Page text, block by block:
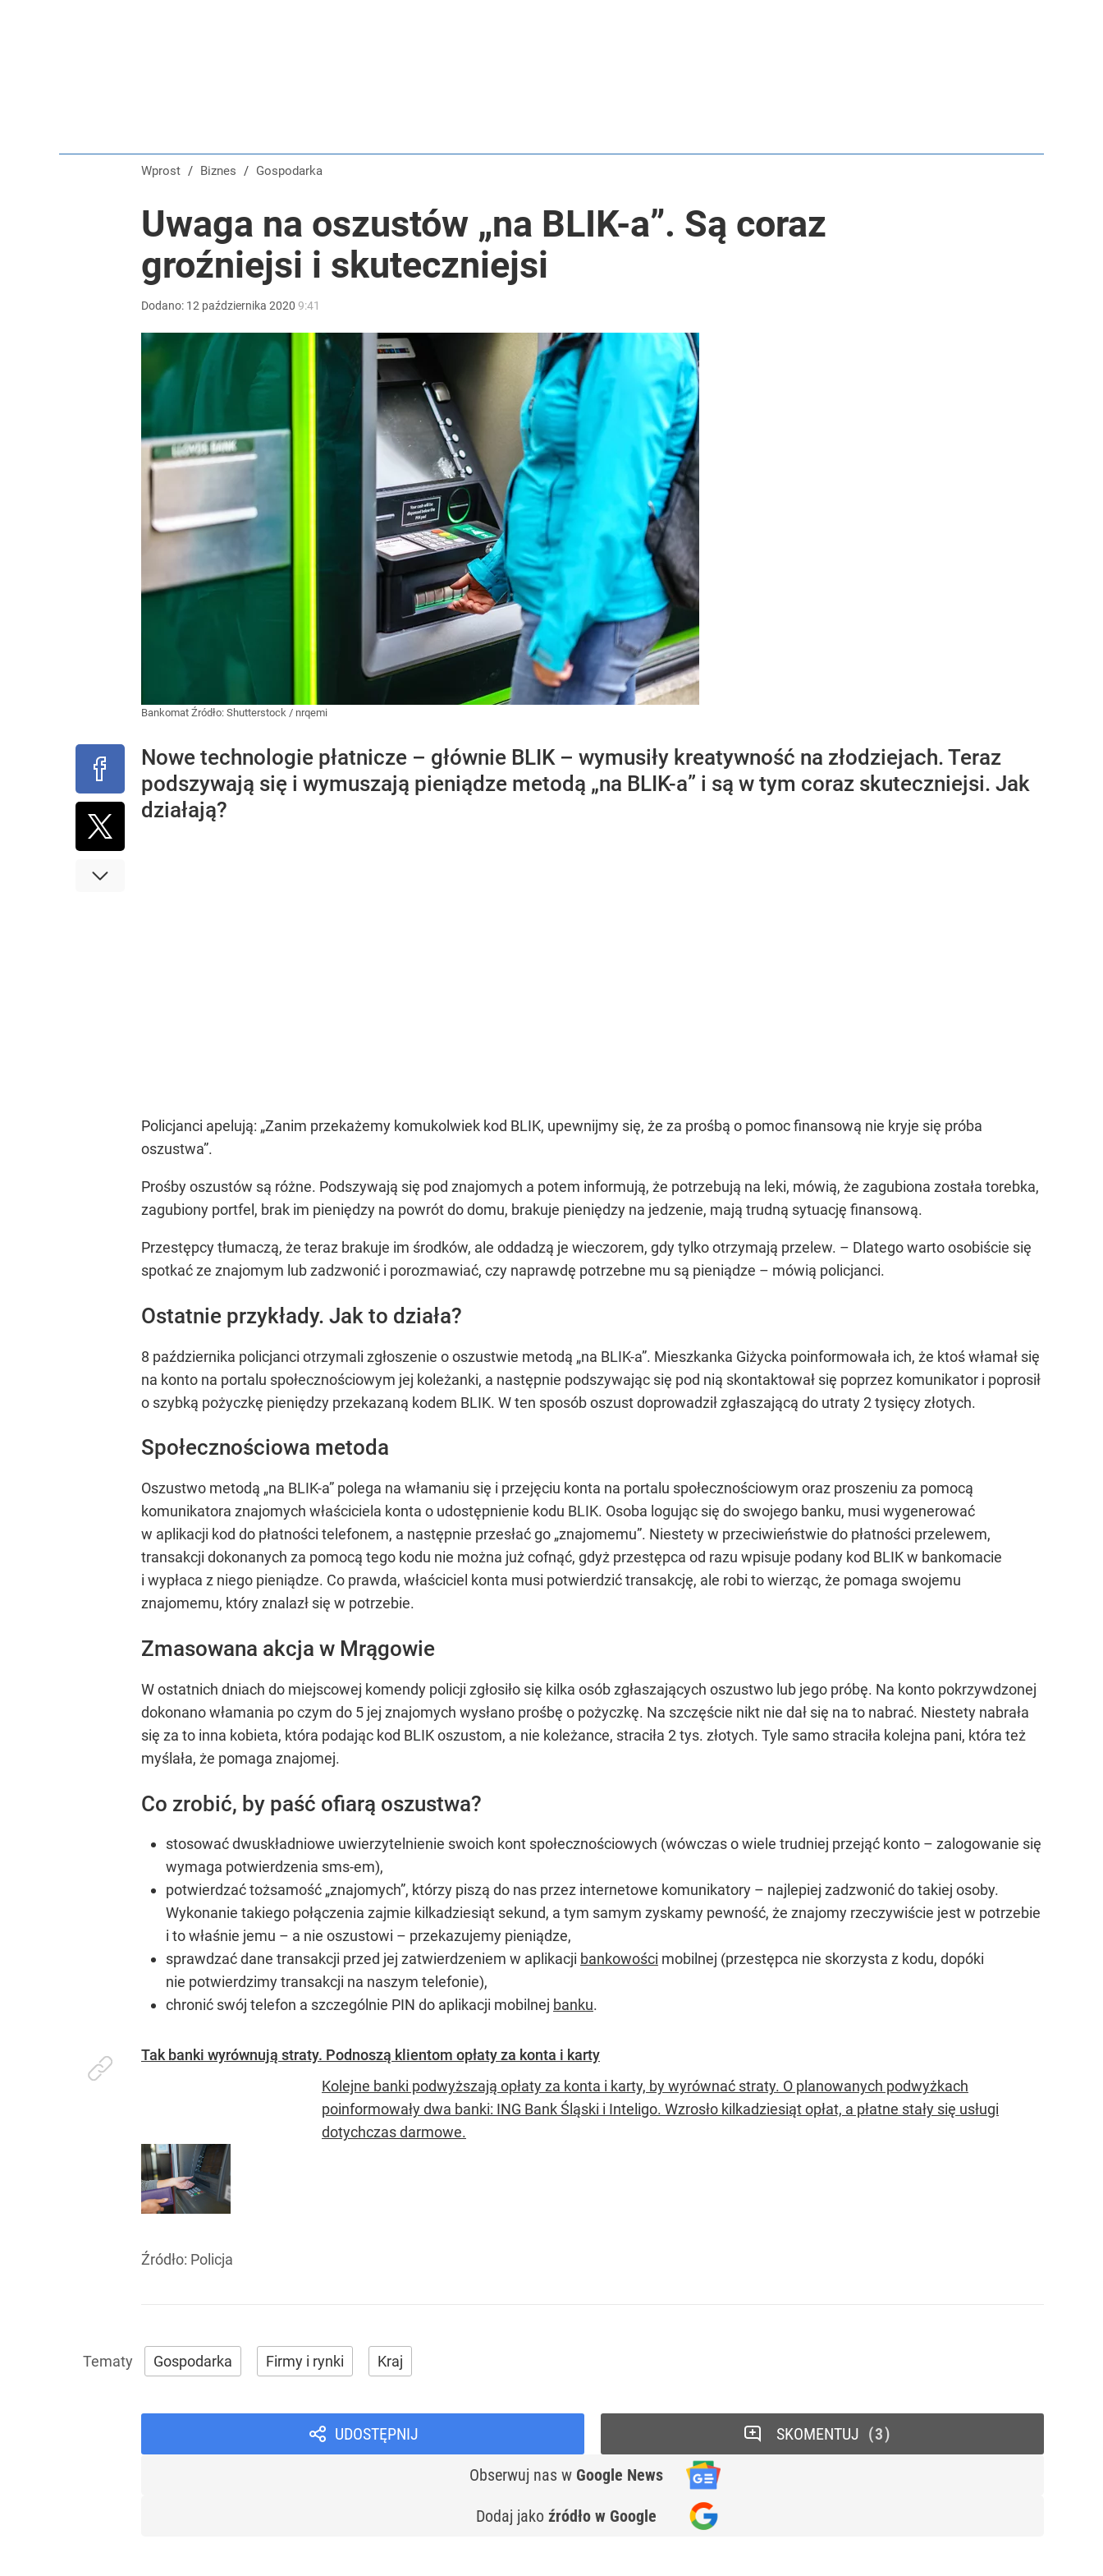
Wprost / Biznes / Gospodarka
Uwaga na oszustów „na BLIK-a”. Są coraz
groźniejsi i skuteczniejsi
Dodano: 12 października 2020 9:41
Bankomat Źródło: Shutterstock / nrqemi
Nowe technologie płatnicze – głównie BLIK – wymusiły kreatywność na złodziejach. Teraz
podszywają się i wymuszają pieniądze metodą „na BLIK-a” i są w tym coraz skuteczniejsi. Jak
działają?
Policjanci apelują: „Zanim przekażemy komukolwiek kod BLIK, upewnijmy się, że za prośbą o pomoc finansową nie kryje się próba
oszustwa”.
Prośby oszustów są różne. Podszywają się pod znajomych a potem informują, że potrzebują na leki, mówią, że zagubiona została torebka,
zagubiony portfel, brak im pieniędzy na powrót do domu, brakuje pieniędzy na jedzenie, mają trudną sytuację finansową.
Przestępcy tłumaczą, że teraz brakuje im środków, ale oddadzą je wieczorem, gdy tylko otrzymają przelew. – Dlatego warto osobiście się
spotkać ze znajomym lub zadzwonić i porozmawiać, czy naprawdę potrzebne mu są pieniądze – mówią policjanci.
Ostatnie przykłady. Jak to działa?
8 października policjanci otrzymali zgłoszenie o oszustwie metodą „na BLIK-a”. Mieszkanka Giżycka poinformowała ich, że ktoś włamał się
na konto na portalu społecznościowym jej koleżanki, a następnie podszywając się pod nią skontaktował się poprzez komunikator i poprosił
o szybką pożyczkę pieniędzy przekazaną kodem BLIK. W ten sposób oszust doprowadził zgłaszającą do utraty 2 tysięcy złotych.
Społecznościowa metoda
Oszustwo metodą „na BLIK-a” polega na włamaniu się i przejęciu konta na portalu społecznościowym oraz proszeniu za pomocą
komunikatora znajomych właściciela konta o udostępnienie kodu BLIK. Osoba logując się do swojego banku, musi wygenerować
w aplikacji kod do płatności telefonem, a następnie przesłać go „znajomemu”. Niestety w przeciwieństwie do płatności przelewem,
transakcji dokonanych za pomocą tego kodu nie można już cofnąć, gdyż przestępca od razu wpisuje podany kod BLIK w bankomacie
i wypłaca z niego pieniądze. Co prawda, właściciel konta musi potwierdzić transakcję, ale robi to wierząc, że pomaga swojemu
znajomemu, który znalazł się w potrzebie.
Zmasowana akcja w Mrągowie
W ostatnich dniach do miejscowej komendy policji zgłosiło się kilka osób zgłaszających oszustwo lub jego próbę. Na konto pokrzywdzonej
dokonano włamania po czym do 5 jej znajomych wysłano prośbę o pożyczkę. Na szczęście nikt nie dał się na to nabrać. Niestety nabrała
się za to inna kobieta, która podając kod BLIK oszustom, a nie koleżance, straciła 2 tys. złotych. Tyle samo straciła kolejna pani, która też
myślała, że pomaga znajomej.
Co zrobić, by paść ofiarą oszustwa?
stosować dwuskładniowe uwierzytelnienie swoich kont społecznościowych (wówczas o wiele trudniej przejąć konto – zalogowanie się
wymaga potwierdzenia sms-em),
potwierdzać tożsamość „znajomych”, którzy piszą do nas przez internetowe komunikatory – najlepiej zadzwonić do takiej osoby.
Wykonanie takiego połączenia zajmie kilkadziesiąt sekund, a tym samym zyskamy pewność, że znajomy rzeczywiście jest w potrzebie
i to właśnie jemu – a nie oszustowi – przekazujemy pieniądze,
sprawdzać dane transakcji przed jej zatwierdzeniem w aplikacji bankowości mobilnej (przestępca nie skorzysta z kodu, dopóki
nie potwierdzimy transakcji na naszym telefonie),
chronić swój telefon a szczególnie PIN do aplikacji mobilnej banku.
Tak banki wyrównują straty. Podnoszą klientom opłaty za konta i karty
Kolejne banki podwyższają opłaty za konta i karty, by wyrównać straty. O planowanych podwyżkach
poinformowały dwa banki: ING Bank Śląski i Inteligo. Wzrosło kilkadziesiąt opłat, a płatne stały się usługi
dotychczas darmowe.
Źródło: Policja
Gospodarka Firmy i rynki Kraj
UDOSTĘPNIJ
Obserwuj nas w Google News
Dodaj jako źródło w Google
SKOMENTUJ 3